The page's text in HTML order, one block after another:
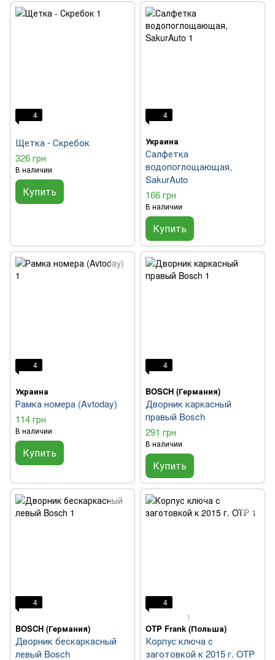
4
Щетка - Скребок
326 грн
В наличии
Купить
4
Украина
Салфетка
водопоглощающая,
SakurAuto
166 грн
В наличии
Купить
4
Украина
Рамка номера (Avtoday)
114 грн
В наличии
Купить
4
BOSCH (Германия)
Дворник каркасный
правый Bosch
291 грн
В наличии
Купить
4
BOSCH (Германия)
Дворник бескаркасный
левый Bosch
4
1
OTP Frank (Польша)
Корпус ключа с
заготовкой к 2015 г. OTP